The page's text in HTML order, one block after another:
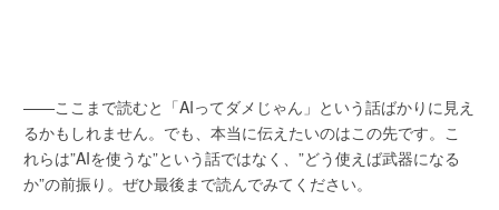
——ここまで読むと「AIってダメじゃん」という話ばかりに見え
るかもしれません。でも、本当に伝えたいのはこの先です。こ
れらは”AIを使うな”という話ではなく、”どう使えば武器になる
か”の前振り。ぜひ最後まで読んでみてください。